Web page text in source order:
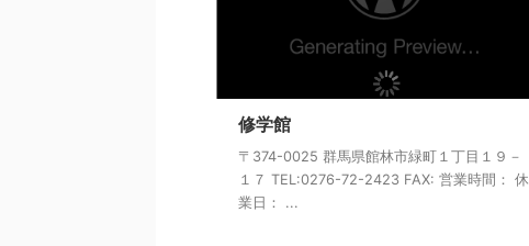
修学館
〒374-0025 群馬県館林市緑町１丁目１９－
１７ TEL:0276-72-2423 FAX: 営業時間： 休
業日： ...